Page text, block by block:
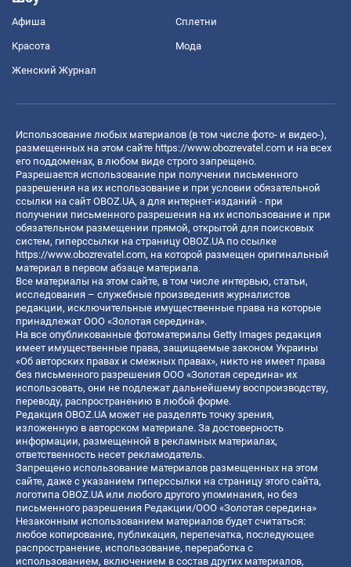
Афиша Сплетни
Красота Мода
Женский Журнал
Использование любых материалов (в том числе фото- и видео-),
размещенных на этом сайте https://www.obozrevatel.com и на всех
его поддоменах, в любом виде строго запрещено.
Разрешается использование при получении письменного
разрешения на их использование и при условии обязательной
ссылки на сайт OBOZ.UA, а для интернет-изданий - при
получении письменного разрешения на их использование и при
обязательном размещении прямой, открытой для поисковых
систем, гиперссылки на страницу OBOZ.UA по ссылке
https://www.obozrevatel.com, на которой размещен оригинальный
материал в первом абзаце материала.
Все материалы на этом сайте, в том числе интервью, статьи,
исследования – служебные произведения журналистов
редакции, исключительные имущественные права на которые
принадлежат ООО «Золотая середина».
На все опубликованные фотоматериалы Getty Images редакция
имеет имущественные права, защищаемые законом Украины
«Об авторских правах и смежных правах», никто не имеет права
без письменного разрешения ООО «Золотая середина» их
использовать, они не подлежат дальнейшему воспроизводству,
переводу, распространению в любой форме.
Редакция OBOZ.UA может не разделять точку зрения,
изложенную в авторском материале. За достоверность
информации, размещенной в рекламных материалах,
ответственность несет рекламодатель.
Запрещено использование материалов размещенных на этом
сайте, даже с указанием гиперссылки на страницу этого сайта,
логотипа OBOZ.UA или любого другого упоминания, но без
письменного разрешения Редакции/ООО «Золотая середина»
Незаконным использованием материалов будет считаться:
любое копирование, публикация, перепечатка, последующее
распространение, использование, переработка с
использованием, включением в состав других материалов,